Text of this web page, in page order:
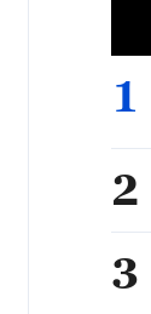
1
2
3